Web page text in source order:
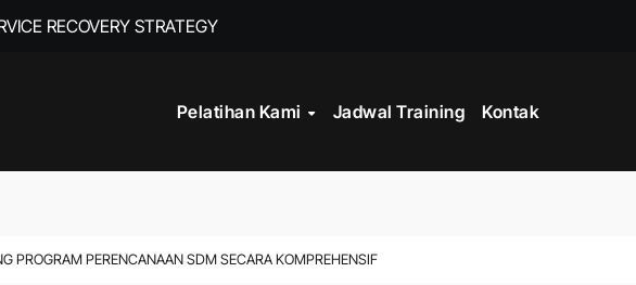
RECOVERY STRATEGY
Pelatihan Kami Jadwal Training Kontak
PROGRAM PERENCANAAN SDM SECARA KOMPREHENSIF